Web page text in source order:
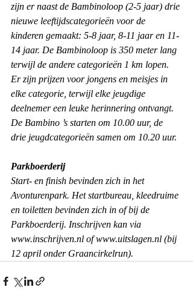
zijn er naast de Bambinoloop (2-5 jaar) drie
nieuwe leeftijdscategorieën voor de
kinderen gemaakt: 5-8 jaar, 8-11 jaar en 11-
14 jaar. De Bambinoloop is 350 meter lang
terwijl de andere categorieën 1 km lopen.
Er zijn prijzen voor jongens en meisjes in
elke categorie, terwijl elke jeugdige
deelnemer een leuke herinnering ontvangt.
De Bambino ’s starten om 10.00 uur, de
drie jeugdcategorieën samen om 10.20 uur.
Parkboerderij
Start- en finish bevinden zich in het
Avonturenpark. Het startbureau, kleedruime
en toiletten bevinden zich in of bij de
Parkboerderij. Inschrijven kan via
www.inschrijven.nl of www.uitslagen.nl (bij
12 april onder Graancirkelrun).